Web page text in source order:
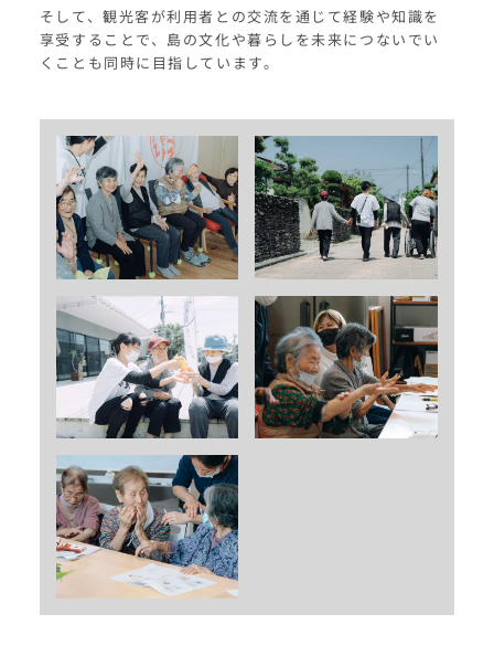
そして、観光客が利用者との交流を通じて経験や知識を
享受することで、島の文化や暮らしを未来につないでい
くことも同時に目指しています。